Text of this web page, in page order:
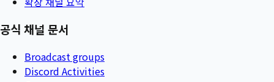
공식 채널 문서
Broadcast groups
Discord Activities